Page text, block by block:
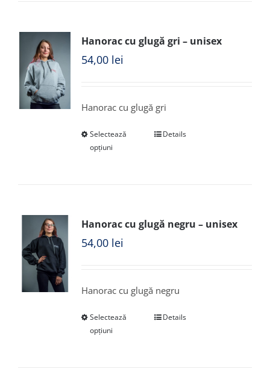
Hanorac cu glugă gri – unisex
54,00 lei
Hanorac cu glugă gri
Selectează
opțiuni
Details
Hanorac cu glugă negru – unisex
54,00 lei
Hanorac cu glugă negru
Selectează
opțiuni
Details